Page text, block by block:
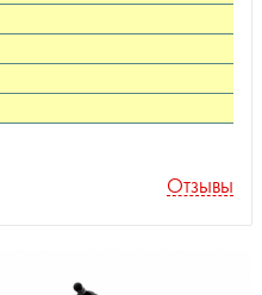
Отзывы